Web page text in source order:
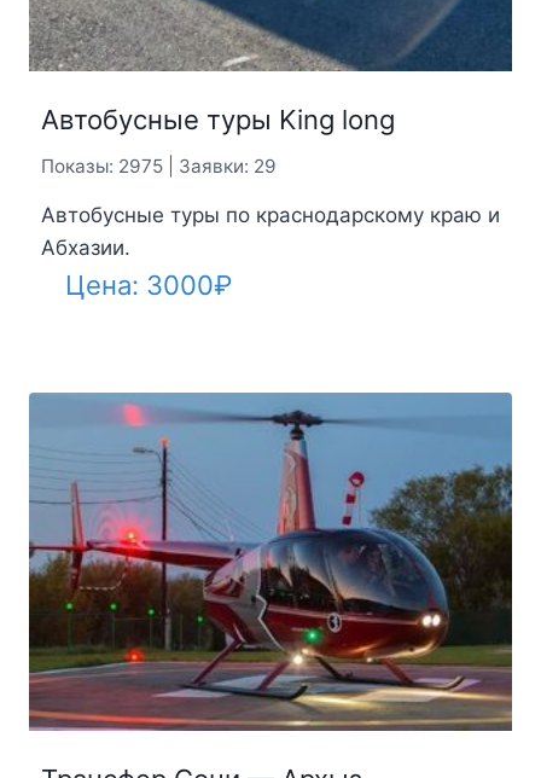
Автобусные туры King long
Показы: 2975 | Заявки: 29
Автобусные туры по краснодарскому краю и
Абхазии.
Цена: 3000₽